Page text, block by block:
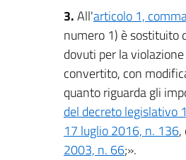
3.All'articolo 1,
numero 1) è sostituito
dovuti per la
convertito, con
quanto riguarda gli
del decreto legislativo
17 luglio 2016, n. 136,
2003, n. 66;».